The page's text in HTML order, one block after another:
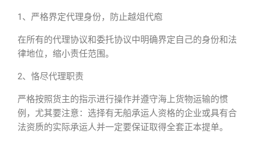
1、严格界定代理身份，防止越俎代庖
在所有的代理协议和委托协议中明确界定自己的身份和法
律地位，缩小责任范围。
2、恪尽代理职责
严格按照货主的指示进行操作并遵守海上货物运输的惯
例，尤其要注意：选择有无船承运人资格的企业或具有合
法资质的实际承运人并一定要保证取得全套正本提单。